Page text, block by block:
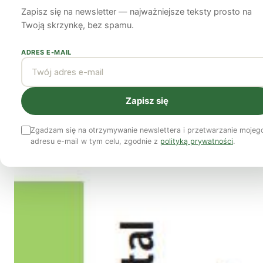
artystach
Sacha Kagan
Zapisz się na newsletter — najważniejsze teksty prosto na
Twoją skrzynkę, bez spamu.
ADRES E-MAIL
Zapisz się
Zgadzam się na otrzymywanie newslettera i przetwarzanie
adresu e-mail w tym celu, zgodnie z polityką prywatności.